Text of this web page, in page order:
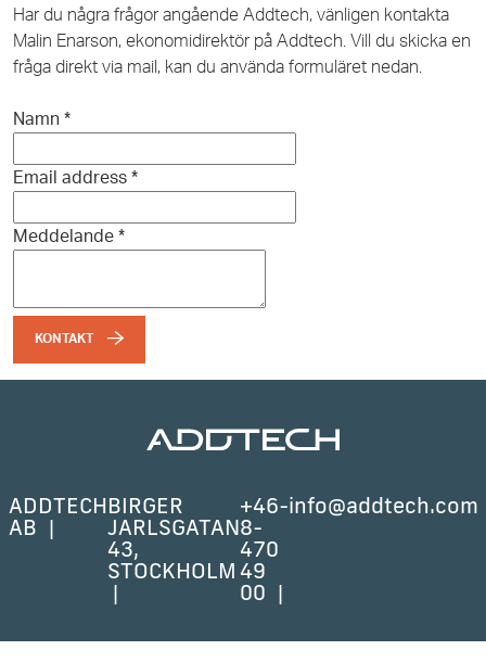
Har du några frågor angående Addtech, vänligen kontakta
Malin Enarson, ekonomidirektör på Addtech. Vill du skicka en
fråga direkt via mail, kan du använda formuläret nedan.
Namn *
Email address *
Meddelande *
KONTAKT
ADDTECH
AB
BIRGER
JARLSGATAN
43,
STOCKHOLM
+46-
8-
470
49
00
info@addtech.com